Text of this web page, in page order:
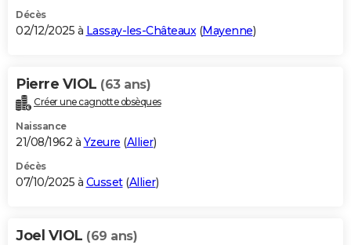
Décès
02/12/2025 à Lassay-les-Châteaux(Mayenne)
Pierre VIOL (63 ans)
Créer une cagnotte obsèques
Naissance
21/08/1962 à Yzeure (Allier)
Décès
07/10/2025 à Cusset(Allier)
Joel VIOL (69 ans)